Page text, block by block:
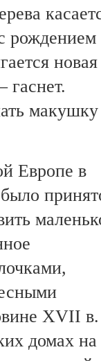
рождением
новая
гаснет.
макушку
Европе в
XVII
домах на